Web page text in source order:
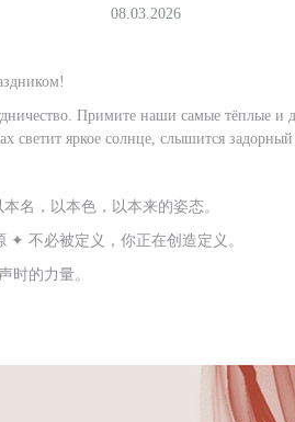
08.03.2026
Примите наши самые тёплые
светит яркое солнце, слышится
名，以本色，以本来的姿态。
不必被定义，你正在创造定义。
时的力量。